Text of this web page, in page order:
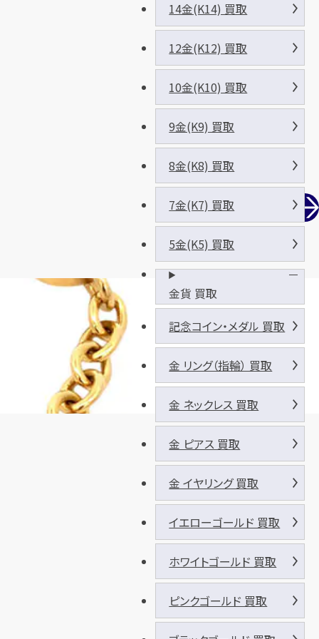
14金(K14) 買取
12金(K12) 買取
10金(K10) 買取
9金(K9) 買取
8金(K8) 買取
7金(K7) 買取
5金(K5) 買取
金貨 買取
記念コイン・メダル 買取
金 リング（指輪） 買取
金 ネックレス 買取
金 ピアス 買取
金 イヤリング 買取
イエローゴールド 買取
ホワイトゴールド 買取
ピンクゴールド 買取